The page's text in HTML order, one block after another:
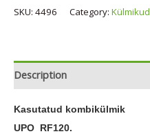
SKU: 4496 Category: Külmikud
Description
Kasutatud kombikülmik
UPO RF120.